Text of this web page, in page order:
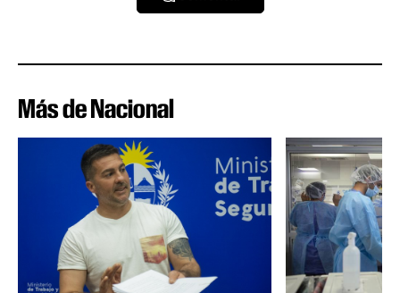
Más de Nacional